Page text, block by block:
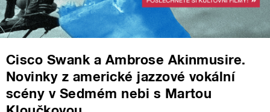
Cisco Swank a Ambrose Akinmusire.
Novinky z americké jazzové vokální
scény v Sedmém nebi s Martou